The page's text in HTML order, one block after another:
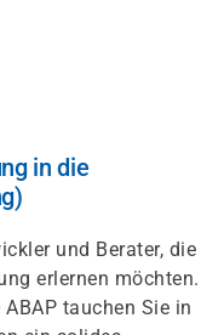
in die
und Berater, die
erlernen möchten.
tauchen Sie in